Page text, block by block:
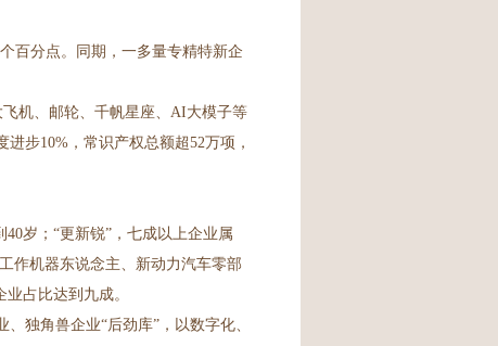
百分点。同期，一多量专精特新企
飞机、邮轮、千帆星座、AI大模子等
步10%，常识产权总额超52万项，
岁；“更新锐”，七成以上企业属
作机器东说念主、新动力汽车零部
占比达到九成。
独角兽企业“后劲库”，以数字化、